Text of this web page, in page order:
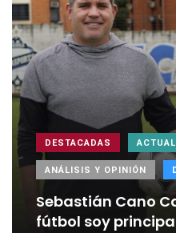
DESTACADAS
ANÁLISIS Y OPINIÓN
Sebastián Cano
fútbol soy